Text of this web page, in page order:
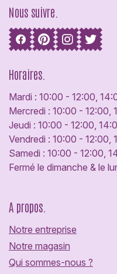
Nous suivre.
Horaires.
Mardi : 10:00 - 12:00,
Mercredi : 10:00 - 12:00,
Jeudi : 10:00 - 12:00,
Vendredi : 10:00 - 12:00,
Samedi : 10:00 - 12:00,
Fermé le dimanche & le
A propos.
Notre entreprise
Notre magasin
Qui sommes-nous ?